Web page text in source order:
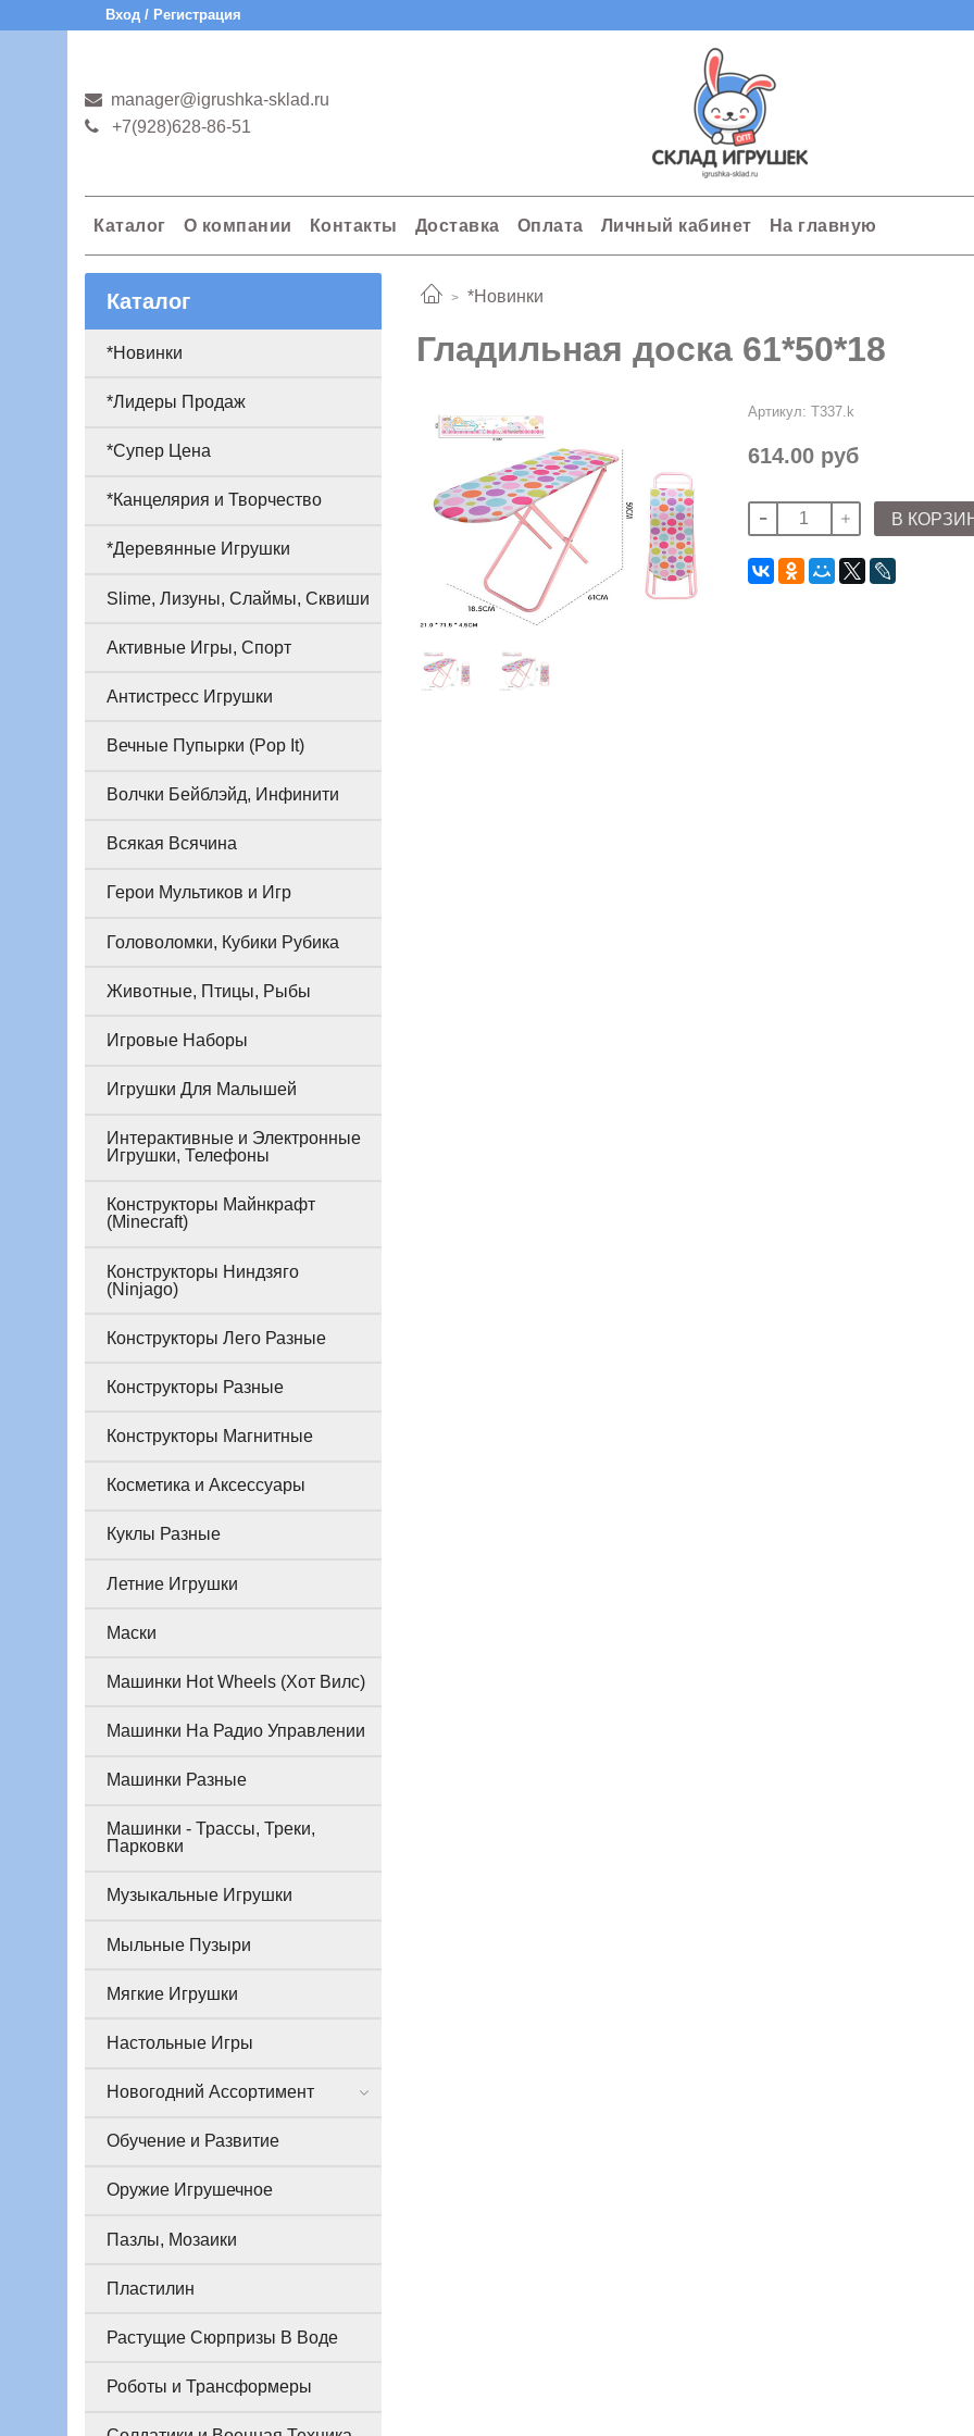
Вход / Регистрация
manager@igrushka-sklad.ru
+7(928)628-86-51
Каталог О компании Контакты Доставка Оплата Личный кабинет На главную
*Новинки
Гладильная доска 61*50*18
Артикул: T337.k
614.00 руб
В
Каталог
*Новинки
*Лидеры Продаж
*Супер Цена
*Канцелярия и Творчество
*Деревянные Игрушки
Slime, Лизуны, Слаймы, Сквиши
Активные Игры, Спорт
Антистресс Игрушки
Вечные Пупырки (Pop It)
Волчки Бейблэйд, Инфинити
Всякая Всячина
Герои Мультиков и Игр
Головоломки, Кубики Рубика
Животные, Птицы, Рыбы
Игровые Наборы
Игрушки Для Малышей
Интерактивные и Электронные
Игрушки, Телефоны
Конструкторы Майнкрафт
(Minecraft)
Конструкторы Ниндзяго
(Ninjago)
Конструкторы Лего Разные
Конструкторы Разные
Конструкторы Магнитные
Косметика и Аксессуары
Куклы Разные
Летние Игрушки
Маски
Машинки Hot Wheels (Хот Вилс)
Машинки На Радио Управлении
Машинки Разные
Машинки - Трассы, Треки,
Парковки
Музыкальные Игрушки
Мыльные Пузыри
Мягкие Игрушки
Настольные Игры
Новогодний Ассортимент
Обучение и Развитие
Оружие Игрушечное
Пазлы, Мозаики
Пластилин
Растущие Сюрпризы В Воде
Роботы и Трансформеры